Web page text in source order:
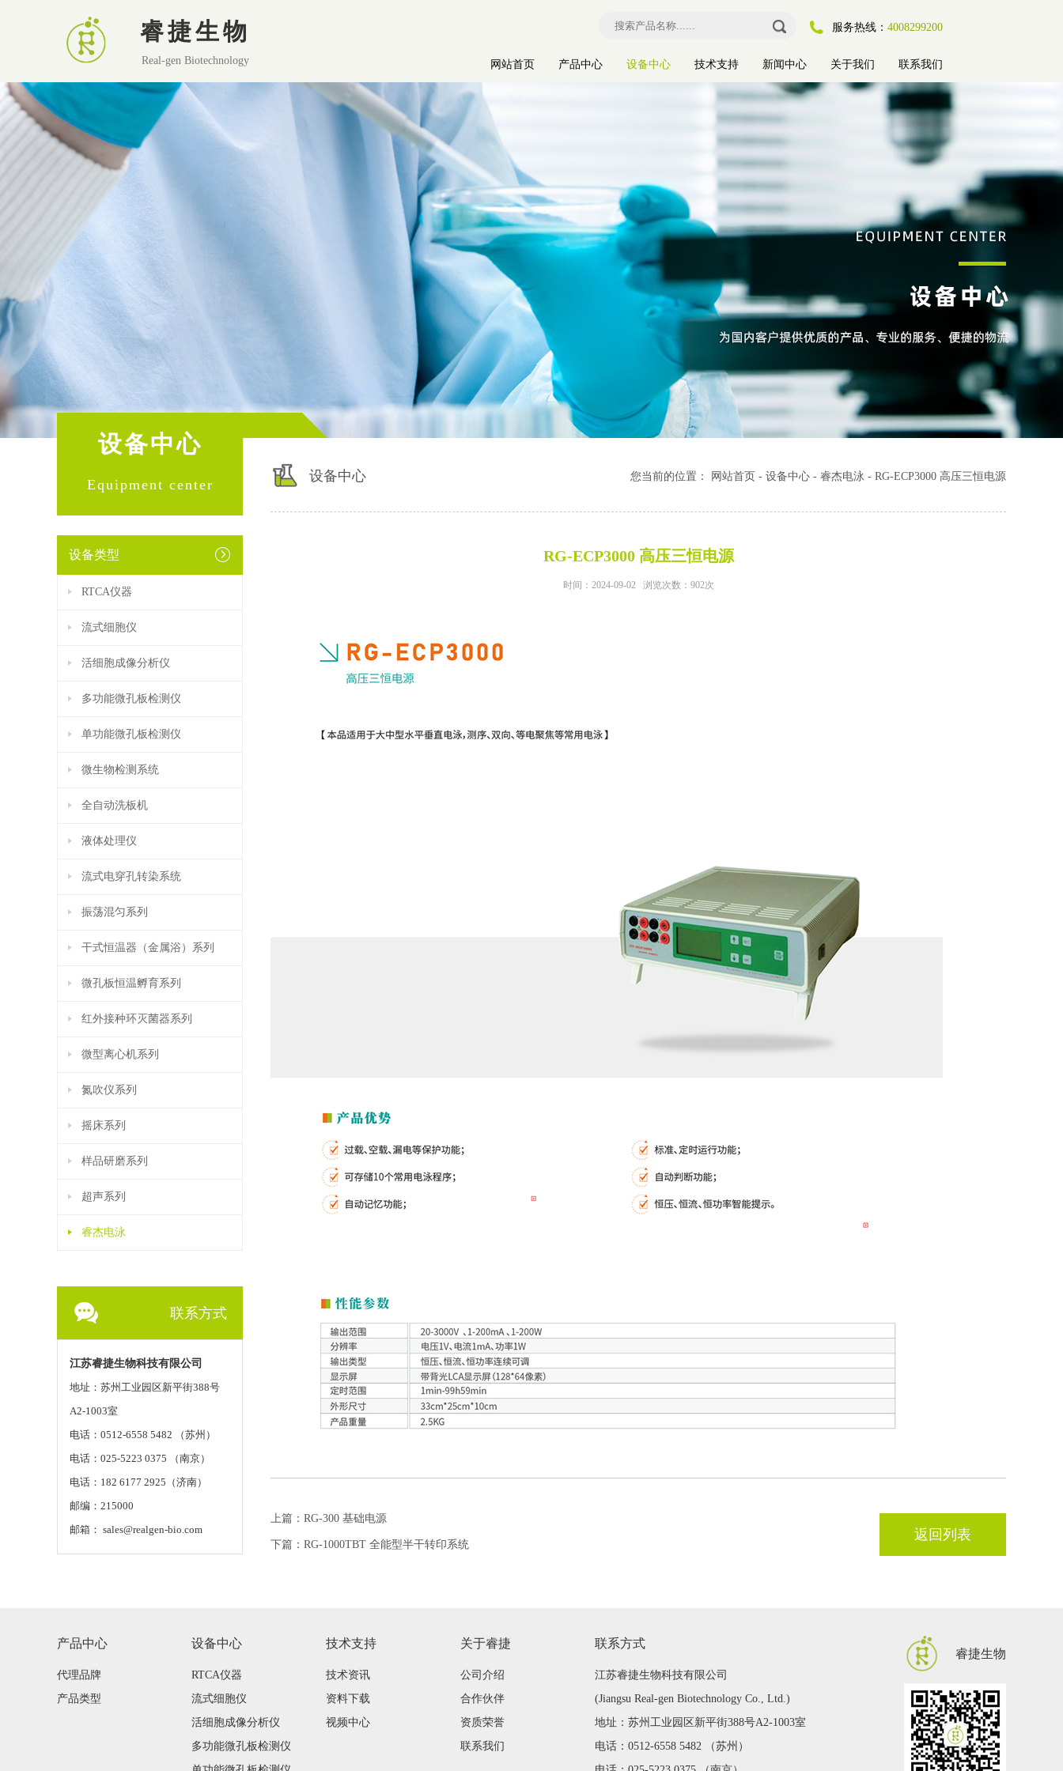
睿捷生物
Real-gen Biotechnology
服务热线： 4008299200
网站首页 产品中心 设备中心 技术支持 新闻中心 关于我们 联系我们
设备中心
Equipment center
设备类型
RTCA仪器
流式细胞仪
活细胞成像分析仪
多功能微孔板检测仪
单功能微孔板检测仪
微生物检测系统
全自动洗板机
液体处理仪
流式电穿孔转染系统
振荡混匀系列
干式恒温器（金属浴）系列
微孔板恒温孵育系列
红外接种环灭菌器系列
微型离心机系列
氮吹仪系列
摇床系列
样品研磨系列
超声系列
睿杰电泳
联系方式
江苏睿捷生物科技有限公司
地址：苏州工业园区新平街388号
A2-1003室
电话：0512-6558 5482 （苏州）
电话：025-5223 0375 （南京）
电话：182 6177 2925（济南）
邮编：215000
邮箱： sales@realgen-bio.com
设备中心 您当前的位置： 网站首页 - 设备中心 - 睿杰电泳 - RG-ECP3000 高压三恒电源
RG-ECP3000 高压三恒电源
时间：2024-09-02 浏览次数：902次
上篇： RG-300 基础电源
下篇： RG-1000TBT 全能型半干转印系统
返回列表
产品中心
代理品牌
产品类型
设备中心
RTCA仪器
流式细胞仪
活细胞成像分析仪
多功能微孔板检测仪
技术支持
技术资讯
资料下载
视频中心
关于睿捷
公司介绍
合作伙伴
资质荣誉
联系我们
联系方式
江苏睿捷生物科技有限公司
(Jiangsu Real-gen Biotechnology Co., Ltd.)
地址：苏州工业园区新平街388号A2-1003室
电话：0512-6558 5482 （苏州）
睿捷生物